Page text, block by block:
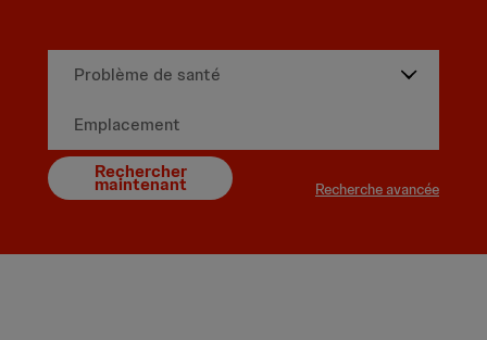
Rechercher
maintenant Recherche avancée